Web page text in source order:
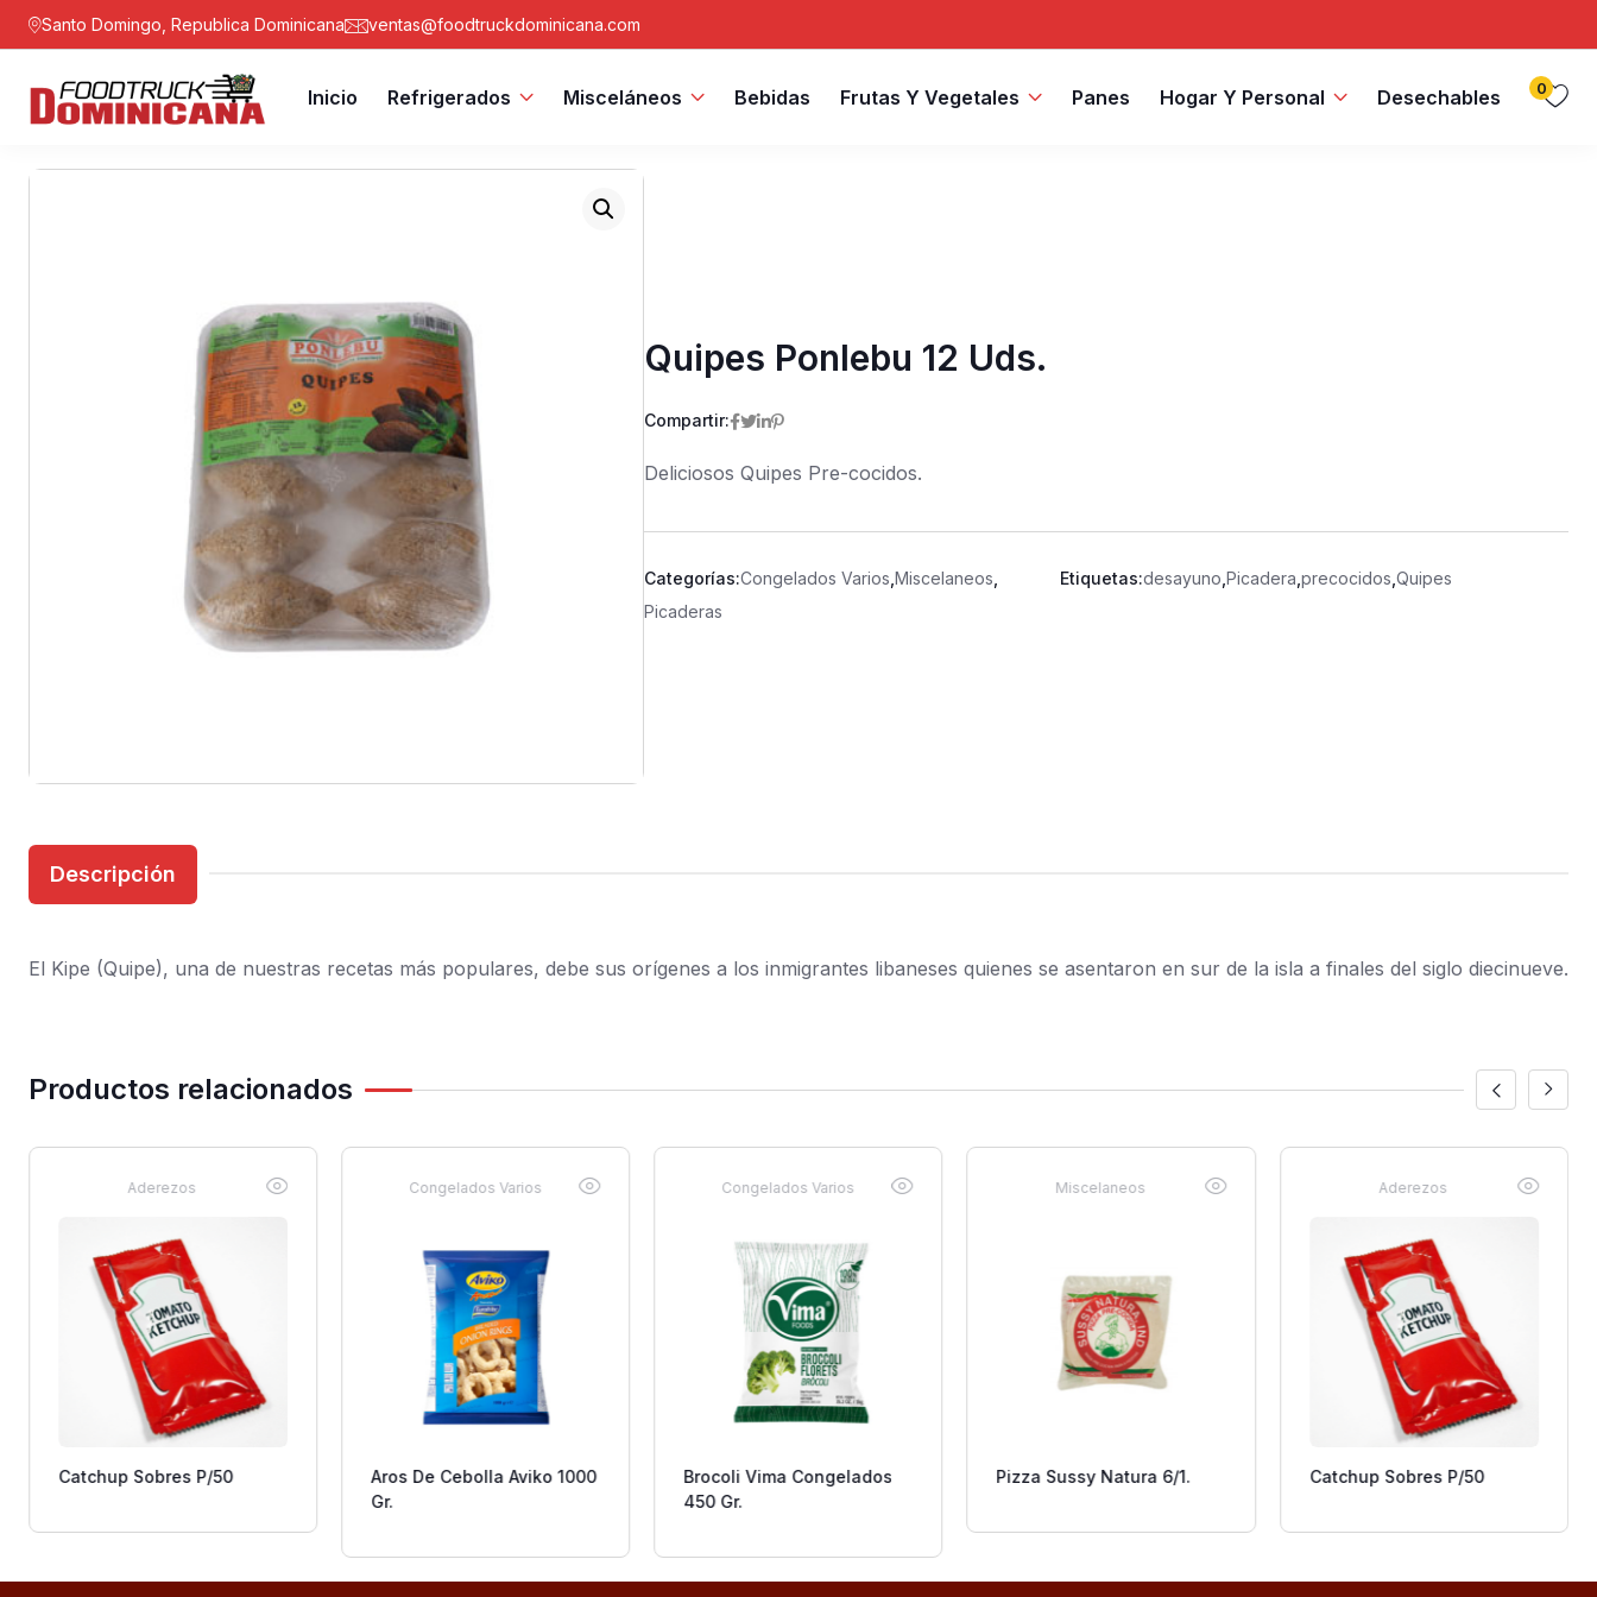
Santo Domingo, Republica Dominicana ventas@foodtruckdominicana.com
Inicio Refrigerados Misceláneos Bebidas Frutas Y Vegetales Panes Hogar Y Personal Desechables 0
Quipes Ponlebu 12 Uds.
Compartir:
Deliciosos Quipes Pre-cocidos.
Categorías:Congelados Varios ,Miscelaneos
Picaderas
Etiquetas:desayuno ,Picadera ,precocidos ,Quipes
Descripción
El Kipe (Quipe), una de nuestras recetas más populares, debe sus orígenes a los inmigrantes libaneses quienes se asentaron en sur de la isla a finales del siglo diecinueve.
Productos relacionados
Aderezos
Catchup Sobres P/50
Congelados Varios
Aros De Cebolla Aviko 1000
Gr.
Congelados Varios
Brocoli Vima Congelados
450 Gr.
Miscelaneos
Pizza Sussy Natura 6/1.
Aderezos
Catchup Sobres P/50